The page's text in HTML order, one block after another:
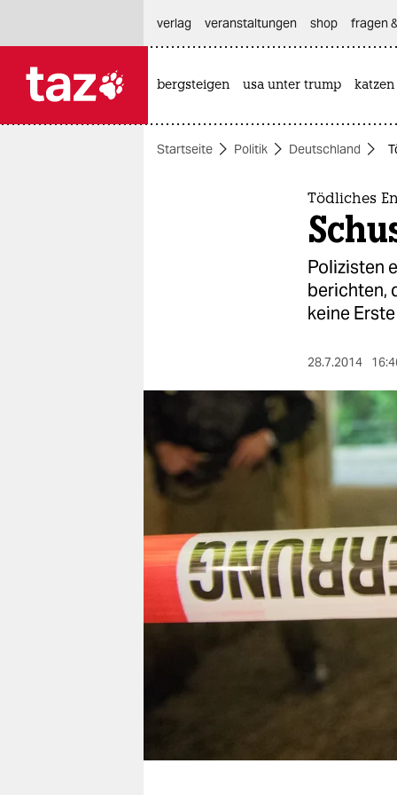
themen
berlin
nord
wahrheit
verlag
veranstaltungen
shop
unterstützen
genossenschaft
verlag
veranstaltungen shop fragen
bergsteigen usa unter trump katzen
Startseite Politik Deutschland
Tödliches
Polizisten
berichten,
keine
28.7.2014